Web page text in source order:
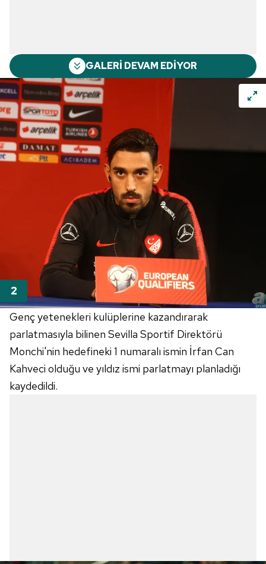
GALERİ DEVAM EDİYOR
Genç yetenekleri kulüplerine kazandırarak
parlatmasıyla bilinen Sevilla Sportif Direktörü
Monchi'nin hedefineki 1 numaralı ismin İrfan Can
Kahveci olduğu ve yıldız ismi parlatmayı planladığı
kaydedildi.